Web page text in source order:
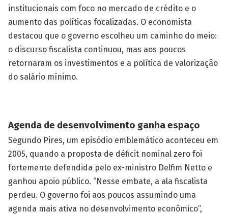
institucionais com foco no mercado de crédito e o
aumento das políticas focalizadas. O economista
destacou que o governo escolheu um caminho do meio:
o discurso fiscalista continuou, mas aos poucos
retornaram os investimentos e a política de valorização
do salário mínimo.
Agenda de desenvolvimento ganha espaço
Segundo Pires, um episódio emblemático aconteceu em
2005, quando a proposta de déficit nominal zero foi
fortemente defendida pelo ex-ministro Delfim Netto e
ganhou apoio público. “Nesse embate, a ala fiscalista
perdeu. O governo foi aos poucos assumindo uma
agenda mais ativa no desenvolvimento econômico”,